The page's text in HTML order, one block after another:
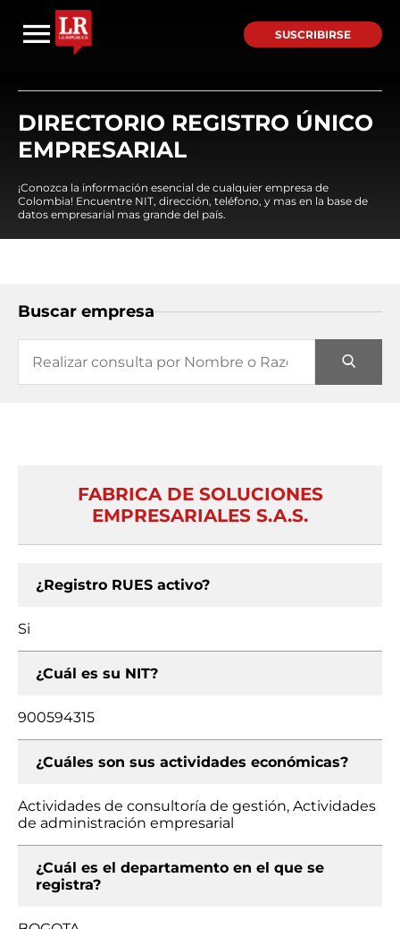
SUSCRIBIRSE
DIRECTORIO REGISTRO ÚNICO
EMPRESARIAL
¡Conozca la información esencial de cualquier empresa de
Colombia! Encuentre NIT, dirección, teléfono, y mas en la base de
datos empresarial mas grande del país.
Buscar empresa
FABRICA DE SOLUCIONES
EMPRESARIALES S.A.S.
¿Registro RUES activo?
Si
¿Cuál es su NIT?
900594315
¿Cuáles son sus actividades económicas?
Actividades de consultoría de gestión, Actividades
de administración empresarial
¿Cuál es el departamento en el que se
registra?